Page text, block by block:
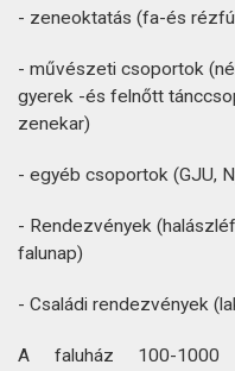
- zeneoktatás (fa-és
- művészeti csoportok
gyerek -és felnőtt
zenekar)
- egyéb csoportok (GJU,
- Rendezvények
falunap)
- Családi rendezvények
A faluház 100-1000